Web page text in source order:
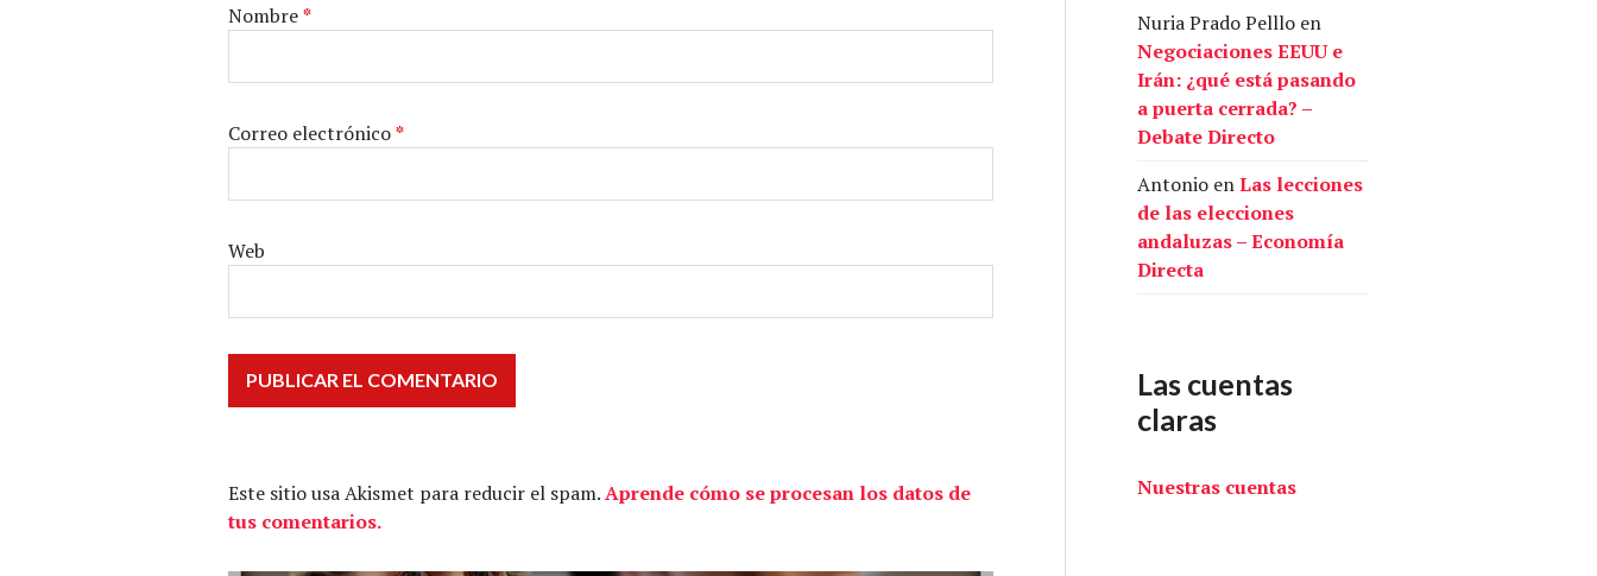
Nombre*
Correo electrónico*
Web
Este sitio usa Akismet para reducir el spam.Aprende cómo se procesan los datos de
tus comentarios.
Nuria Prado Pelllo en
Negociaciones EEUU e
Irán: ¿qué está pasando
a puerta cerrada? –
Debate Directo
Antonio enLas lecciones
de las elecciones
andaluzas – Economía
Directa
Las cuentas
claras
Nuestras cuentas